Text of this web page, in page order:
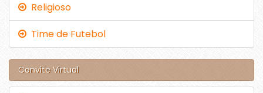
Religioso
Time de Futebol
Convite Virtual